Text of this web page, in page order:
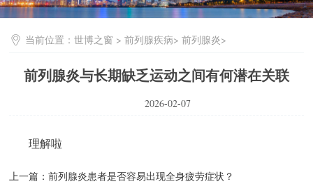
当前位置： 世博之窗 > 前列腺疾病> 前列腺炎>
前列腺炎与长期缺乏运动之间有何潜在关联
2026-02-07
理解啦
上一篇：前列腺炎患者是否容易出现全身疲劳症状？